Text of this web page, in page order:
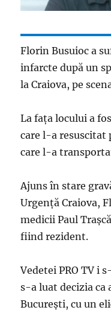
Florin Busuioc a
infarcte după un
la Craiova, pe
La fața locului a
care l-a resuscitat
care l-a
Ajuns în stare
Urgență Craiova,
medicii Paul
fiind rezident.
Vedetei PRO TV i
s-a luat decizia
București, cu un